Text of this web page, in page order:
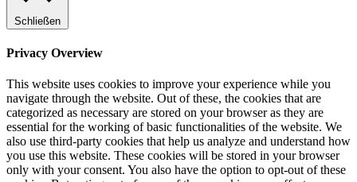
Schließen
Privacy Overview
This website uses cookies to improve your experience while you
navigate through the website. Out of these, the cookies that are
categorized as necessary are stored on your browser as they are
essential for the working of basic functionalities of the website. We
also use third-party cookies that help us analyze and understand how
you use this website. These cookies will be stored in your browser
only with your consent. You also have the option to opt-out of these